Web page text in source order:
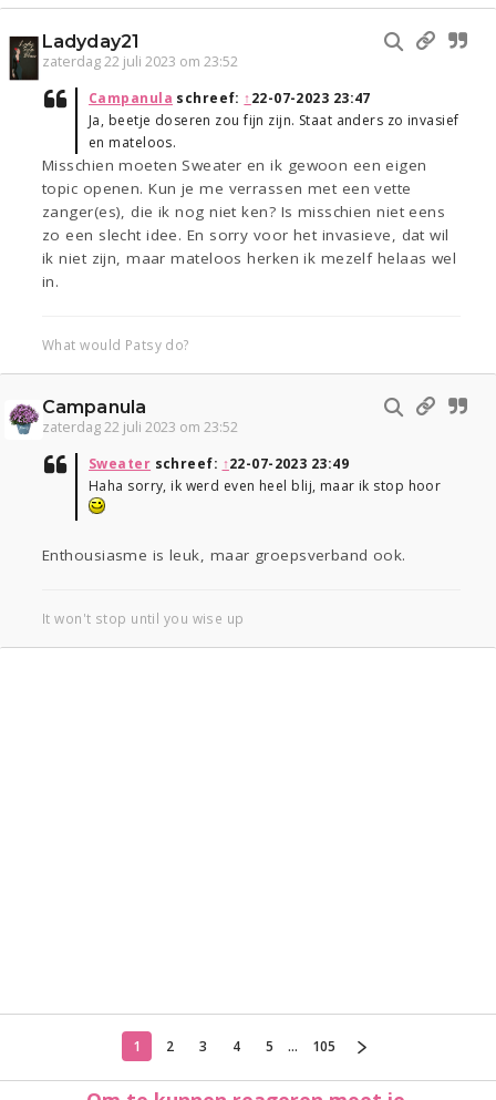
Ladyday21
zaterdag 22 juli 2023 om 23:52
Campanula schreef: ↑22-07-2023 23:47
Ja, beetje doseren zou fijn zijn. Staat anders zo invasief
en mateloos.
Misschien moeten Sweater en ik gewoon een eigen
topic openen. Kun je me verrassen met een vette
zanger(es), die ik nog niet ken? Is misschien niet eens
zo een slecht idee. En sorry voor het invasieve, dat wil
ik niet zijn, maar mateloos herken ik mezelf helaas wel
in.
What would Patsy do?
Campanula
zaterdag 22 juli 2023 om 23:52
Sweater schreef: ↑22-07-2023 23:49
Haha sorry, ik werd even heel blij, maar ik stop hoor
Enthousiasme is leuk, maar groepsverband ook.
It won't stop until you wise up
1 2 3 4 5 ... 105